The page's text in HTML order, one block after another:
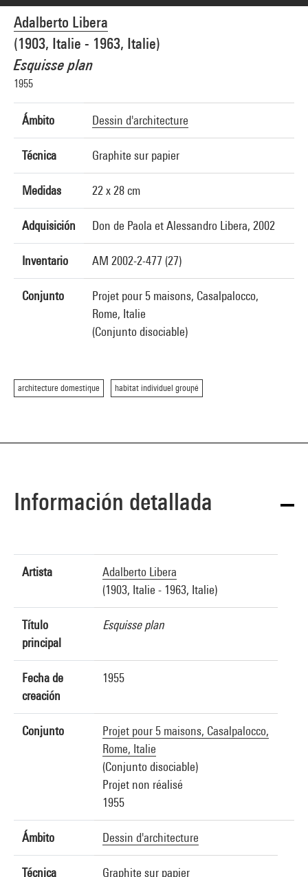
Adalberto Libera
(1903, Italie - 1963, Italie)
Esquisse plan
1955
Ámbito Dessin d'architecture
Técnica Graphite sur papier
Medidas 22 x 28 cm
Adquisición Don de Paola et Alessandro Libera, 2002
Inventario AM 2002-2-477 (27)
Conjunto
Projet pour 5 maisons, Casalpalocco,
Rome, Italie
(Conjunto disociable)
architecture domestique habitat individuel groupé
© Libera
Créditos fotográficos : Centre Pompidou, MNAM-CCI/Georges Meguerditchian/Dist.
GrandPalaisRmn
Referencia de la imagen : 4N20139
Difusión de la imagen :
Información detallada
Artista
Adalberto Libera
(1903, Italie - 1963, Italie)
Título
principal
Esquisse plan
Fecha de
creación
1955
Conjunto
Projet pour 5 maisons, Casalpalocco,
Rome, Italie
(Conjunto disociable)
Projet non réalisé
1955
Ámbito Dessin d'architecture
Técnica Graphite sur papier